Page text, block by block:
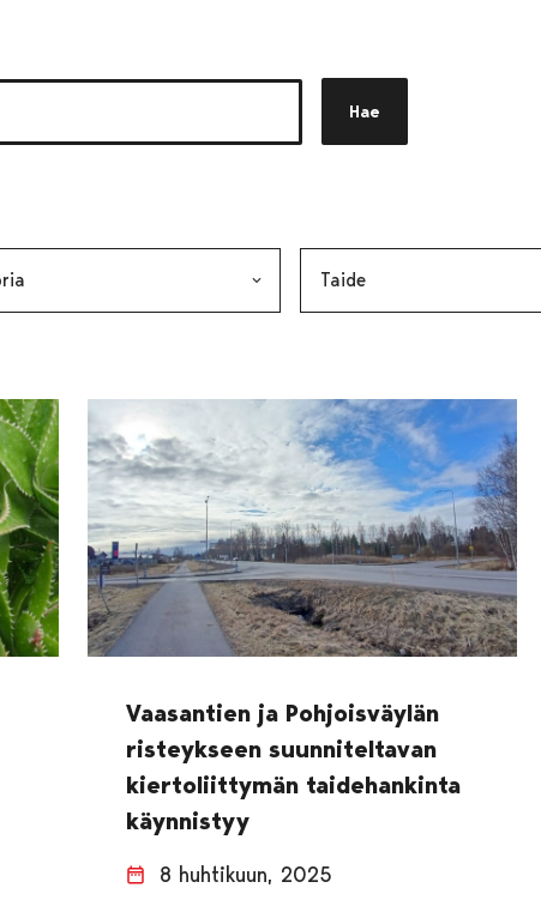
Hae
Vaasantien ja Pohjoisväylän
risteykseen suunniteltavan
kiertoliittymän taidehankinta
käynnistyy
8 huhtikuun, 2025